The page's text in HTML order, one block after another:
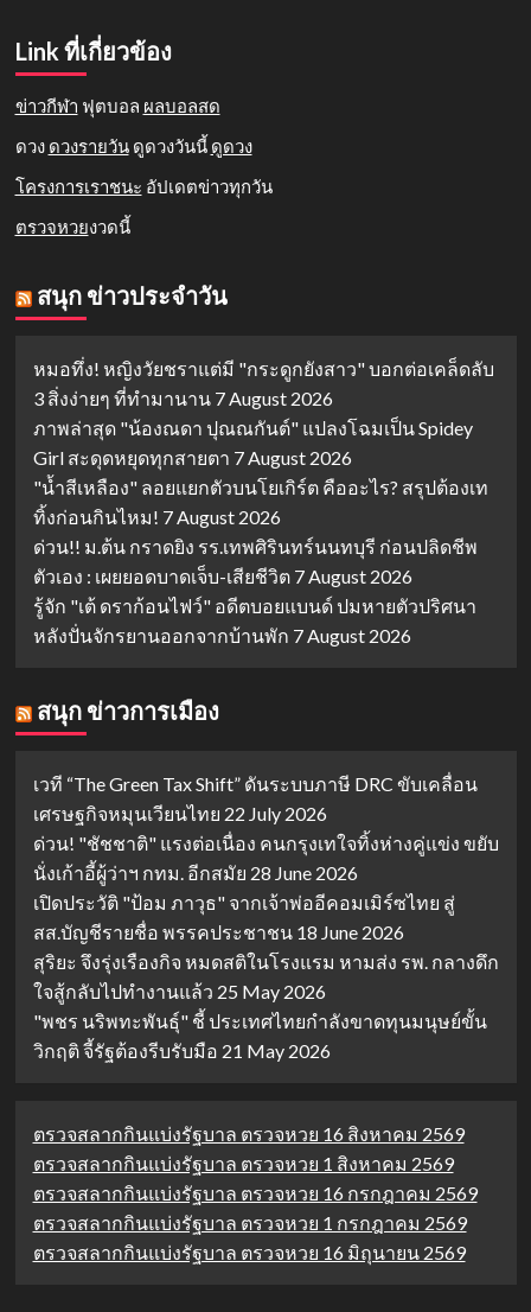
Link ที่เกี่ยวข้อง
ข่าวกีฬา ฟุตบอล ผลบอลสด
ดวง ดวงรายวันดูดวงวันนี้ ดูดวง
โครงการเราชนะ อัปเดตข่าวทุกวัน
ตรวจหวยงวดนี้
สนุก ข่าวประจำวัน
หมอทึ่ง! หญิงวัยชราแต่มี "กระดูกยังสาว" บอกต่อเคล็ดลับ
3 สิ่งง่ายๆ ที่ทำมานาน 7 August 2026
ภาพล่าสุด "น้องณดา ปุณณกันต์" แปลงโฉมเป็น Spidey
Girl สะดุดหยุดทุกสายตา 7 August 2026
"น้ำสีเหลือง" ลอยแยกตัวบนโยเกิร์ต คืออะไร? สรุปต้องเท
ทิ้งก่อนกินไหม! 7 August 2026
ด่วน!! ม.ต้น กราดยิง รร.เทพศิรินทร์นนทบุรี ก่อนปลิดชีพ
ตัวเอง : เผยยอดบาดเจ็บ-เสียชีวิต 7 August 2026
รู้จัก "เต้ ดราก้อนไฟว์" อดีตบอยแบนด์ ปมหายตัวปริศนา
หลังปั่นจักรยานออกจากบ้านพัก 7 August 2026
สนุก ข่าวการเมือง
เวที “The Green Tax Shift” ดันระบบภาษี DRC ขับเคลื่อน
เศรษฐกิจหมุนเวียนไทย 22 July 2026
ด่วน! "ชัชชาติ" แรงต่อเนื่อง คนกรุงเทใจทิ้งห่างคู่แข่ง ขยับ
นั่งเก้าอี้ผู้ว่าฯ กทม. อีกสมัย 28 June 2026
เปิดประวัติ "ป้อม ภาวุธ" จากเจ้าพ่ออีคอมเมิร์ซไทย สู่
สส.บัญชีรายชื่อ พรรคประชาชน 18 June 2026
สุริยะ จึงรุ่งเรืองกิจ หมดสติในโรงแรม หามส่ง รพ. กลางดึก
ใจสู้กลับไปทำงานแล้ว 25 May 2026
"พชร นริพทะพันธุ์" ชี้ ประเทศไทยกำลังขาดทุนมนุษย์ขั้น
วิกฤติ จี้รัฐต้องรีบรับมือ 21 May 2026
ตรวจสลากกินแบ่งรัฐบาล ตรวจหวย 16 สิงหาคม 2569
ตรวจสลากกินแบ่งรัฐบาล ตรวจหวย 1 สิงหาคม 2569
ตรวจสลากกินแบ่งรัฐบาล ตรวจหวย 16 กรกฎาคม 2569
ตรวจสลากกินแบ่งรัฐบาล ตรวจหวย 1 กรกฎาคม 2569
ตรวจสลากกินแบ่งรัฐบาล ตรวจหวย 16 มิถุนายน 2569